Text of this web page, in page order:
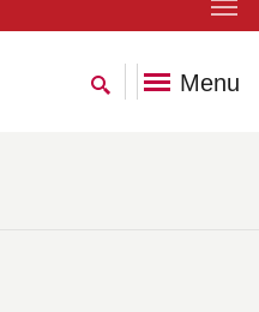
Menu